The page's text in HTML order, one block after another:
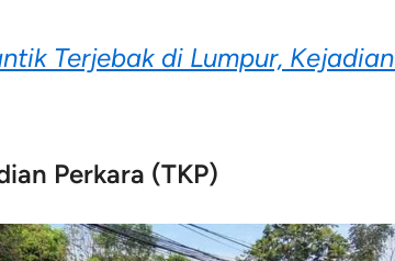
Terjebak di Lumpur,
Perkara (TKP)